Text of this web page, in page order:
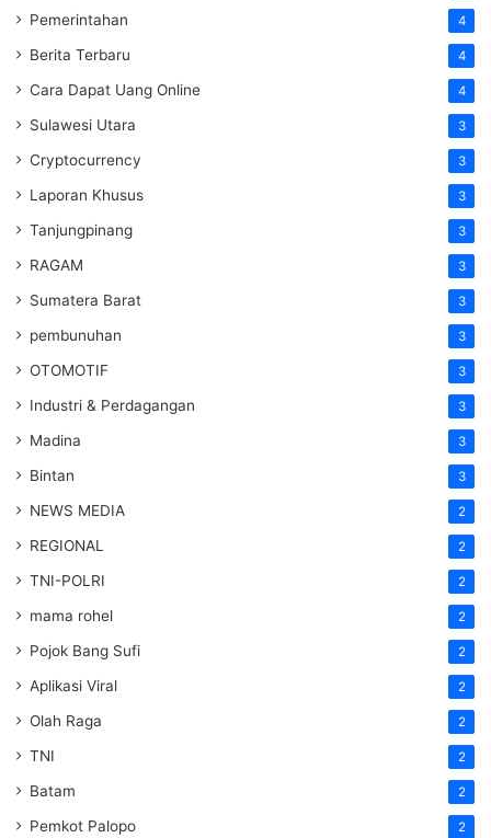
Pemerintahan 4
Berita Terbaru 4
Cara Dapat Uang Online 4
Sulawesi Utara 3
Cryptocurrency 3
Laporan Khusus 3
Tanjungpinang 3
RAGAM 3
Sumatera Barat 3
pembunuhan 3
OTOMOTIF 3
Industri & Perdagangan 3
Madina 3
Bintan 3
NEWS MEDIA 2
REGIONAL 2
TNI-POLRI 2
mama rohel 2
Pojok Bang Sufi 2
Aplikasi Viral 2
Olah Raga 2
TNI 2
Batam 2
Pemkot Palopo 2